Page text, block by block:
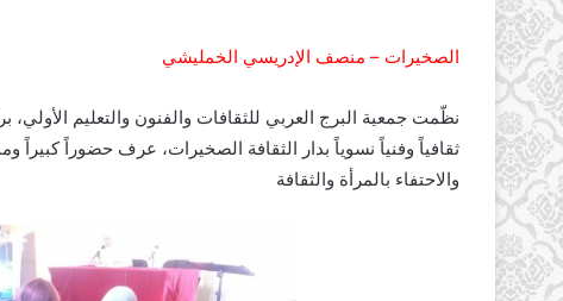
الصخيرات – منصف الإدريسي الخمليشي
ثقافياً وفنياً نسوياً بدار الثقافة الصخيرات، عرف حضوراً
والاحتفاء بالمرأة والثقافة